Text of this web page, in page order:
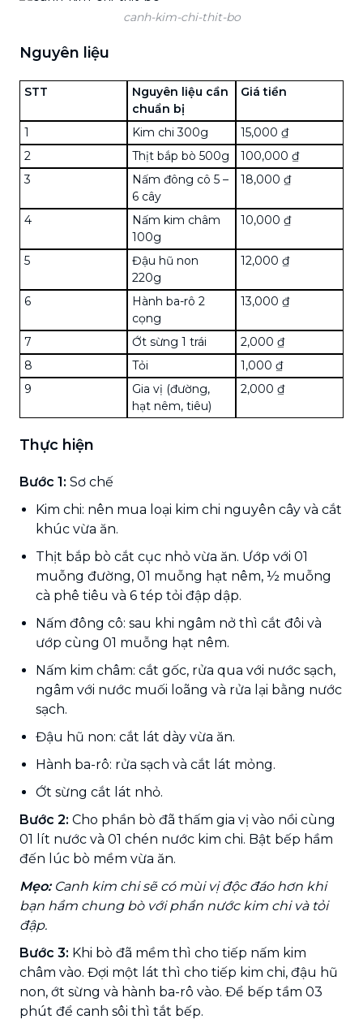
canh-kim-chi-thit-bo
Nguyên liệu
STT
Nguyên liệu cần
chuẩn bị
Giá tiền
1 Kim chi 300g
15,000 ₫
2
Thịt bắp bò 500g
100,000 ₫
3
Nấm đông cô 5 –
6 cây
18,000 ₫
4
Nấm kim châm
100g
10,000 ₫
5
Đậu hũ non
220g
12,000 ₫
6
Hành ba-rô 2
cọng
13,000 ₫
7 Ớt sừng 1 trái
2,000 ₫
8
Tỏi
1,000 ₫
9
Gia vị (đường,
hạt nêm, tiêu)
2,000 ₫
Thực hiện
Bước 1: Sơ chế
Kim chi: nên mua loại kim chi nguyên cây và cắt
khúc vừa ăn.
Thịt bắp bò cắt cục nhỏ vừa ăn. Ướp với 01
muỗng đường, 01 muỗng hạt nêm, ½ muỗng
cà phê tiêu và 6 tép tỏi đập dập.
Nấm đông cô: sau khi ngâm nở thì cắt đôi và
ướp cùng 01 muỗng hạt nêm.
Nấm kim châm: cắt gốc, rửa qua với nước sạch,
ngâm với nước muối loãng và rửa lại bằng nước
sạch.
Đậu hũ non: cắt lát dày vừa ăn.
Hành ba-rô: rửa sạch và cắt lát mỏng.
Ớt sừng cắt lát nhỏ.
Bước 2: Cho phần bò đã thấm gia vị vào nồi cùng
01 lít nước và 01 chén nước kim chi. Bật bếp hầm
đến lúc bò mềm vừa ăn.
Mẹo:Canh kim chi sẽ có mùi vị độc đáo hơn khi
bạn hầm chung bò với phần nước kim chi và tỏi
đập.
Bước 3: Khi bò đã mềm thì cho tiếp nấm kim
châm vào. Đợi một lát thì cho tiếp kim chi, đậu hũ
non, ớt sừng và hành ba-rô vào. Để bếp tầm 03
phút để canh sôi thì tắt bếp.